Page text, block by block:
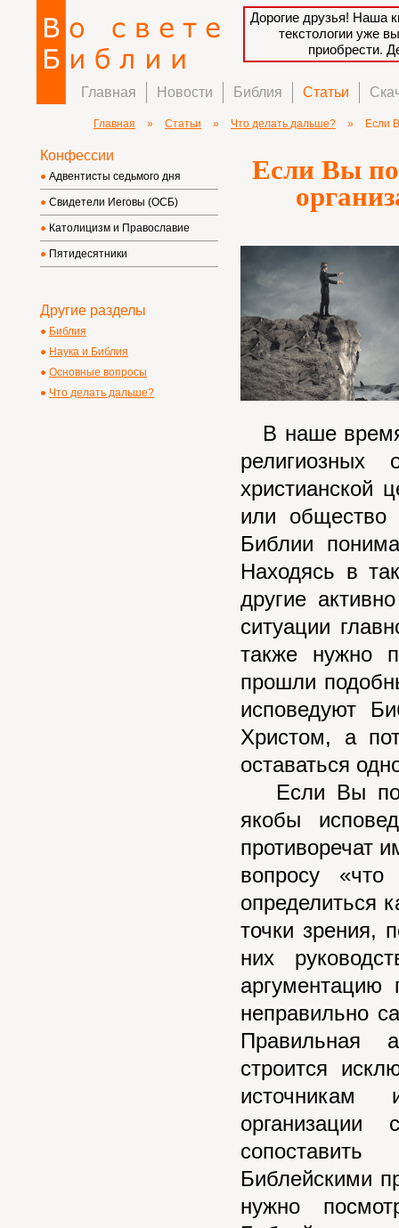
Дорогие друзья! Наша
текстологии уже
приобрести.
Главная Новости Библия Статьи
Главная » Статьи » Что делать дальше? » Если
Если Вы
В наше время
религиозных
христианской
или общество
Библии
Находясь в
другие
ситуации
также нужно
прошли
исповедуют
Христом, а
оставаться
Если Вы
якобы
противоречат
вопросу
определиться
точки зрения,
них
аргументацию
неправильно
Правильная
строится
источникам
Библейскими
нужно
Конфессии
Адвентисты седьмого дня
Свидетели Иеговы (ОСБ)
Католицизм и Православие
Пятидесятники
Другие разделы
Библия
Наука и Библия
Основные вопросы
Что делать дальше?